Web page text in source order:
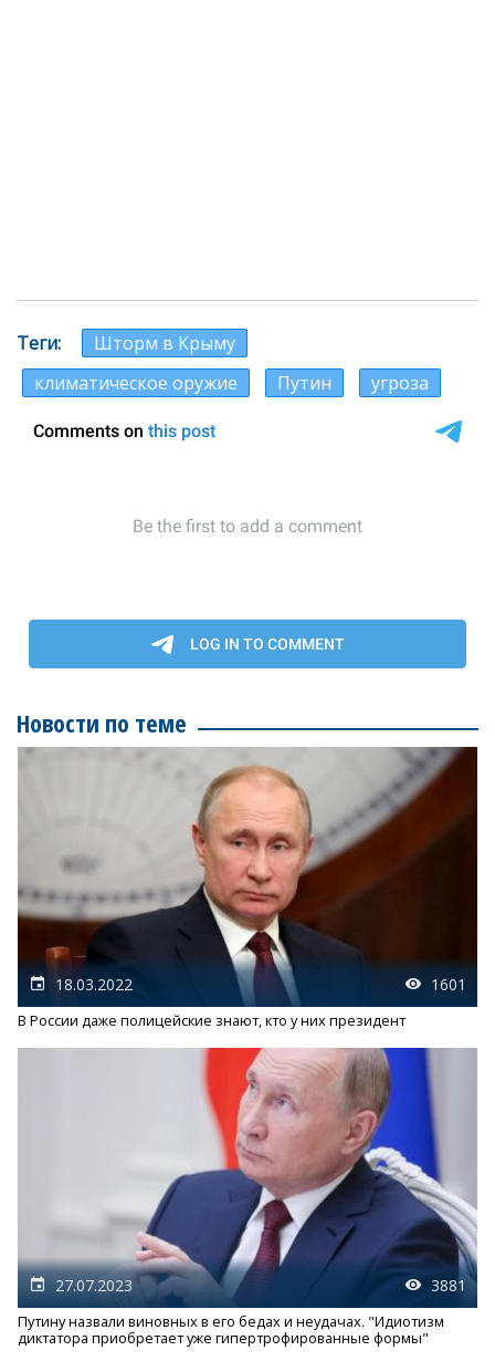
Теги
Шторм в Крыму
климатическое оружие
Путин угроза
Новости по теме
18.03.2022 1601
В России даже полицейские знают, кто у них президент
27.07.2023 3881
Путину назвали виновных в его бедах и неудачах. "Идиотизм
диктатора приобретает уже гипертрофированные формы"